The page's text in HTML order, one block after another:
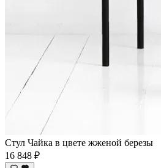
Стул Чайка в цвете жженой березы
16 848 ₽